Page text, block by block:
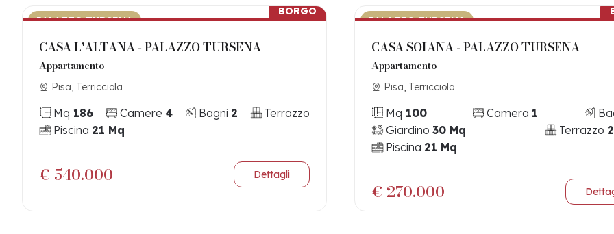
PALAZZO TURSENA
BORGO
CASA L'ALTANA - PALAZZO TURSENA
Appartamento
Pisa, Terricciola
Mq 186 Camere 4 Bagni 2
Terrazzo
Piscina 21 Mq
€ 540.000 Dettagli
PALAZZO TURSENA
CASA SOIANA - PALAZZO TURSENA
Appartamento
Pisa, Terricciola
Mq 100 Camera 1
Giardino 30 Mq Terrazzo
Piscina 21 Mq
€ 270.000